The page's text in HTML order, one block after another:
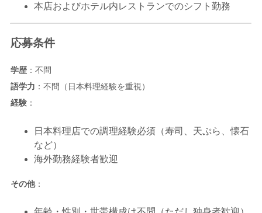
本店およびホテル内レストランでのシフト勤務
応募条件
学歴：不問
語学力 ：不問（日本料理経験を重視）
経験：
日本料理店での調理経験必須（寿司、天ぷら、懐石
など）
海外勤務経験者歓迎
その他：